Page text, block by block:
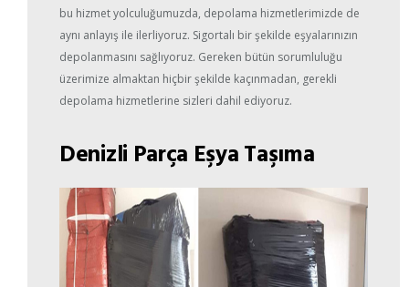
bu hizmet yolculuğumuzda, depolama hizmetlerimizde de
aynı anlayış ile ilerliyoruz. Sigortalı bir şekilde eşyalarınızın
depolanmasını sağlıyoruz. Gereken bütün sorumluluğu
üzerimize almaktan hiçbir şekilde kaçınmadan, gerekli
depolama hizmetlerine sizleri dahil ediyoruz.
Denizli Parça Eşya Taşıma